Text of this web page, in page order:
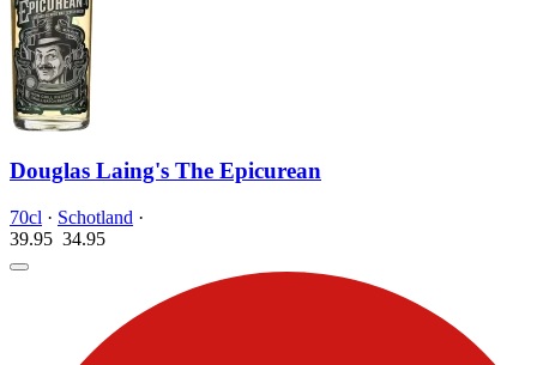
Douglas Laing's The Epicurean
70cl · Schotland ·
39.95 34.95